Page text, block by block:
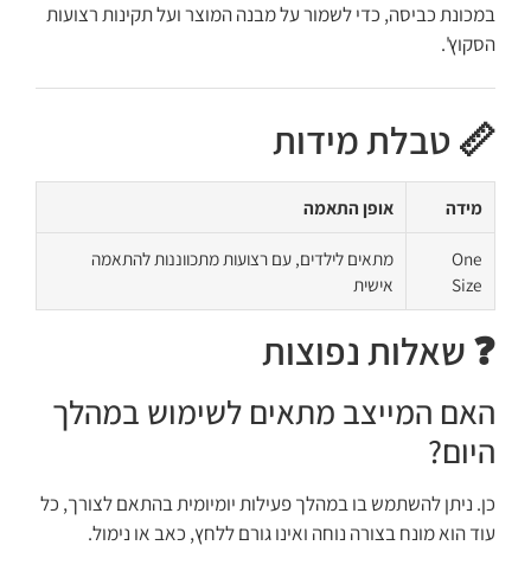
במכונת כביסה, כדי לשמור על מבנה המוצר ועל תקינות רצועות
הסקוץ'.
📏 טבלת מידות
מידה אופן התאמה
One
Size
מתאים לילדים, עם רצועות מתכווננות להתאמה
אישית
❓ שאלות נפוצות
האם המייצב מתאים לשימוש במהלך
היום?
כן. ניתן להשתמש בו במהלך פעילות יומיומית בהתאם לצורך, כל
עוד הוא מונח בצורה נוחה ואינו גורם ללחץ, כאב או נימול.